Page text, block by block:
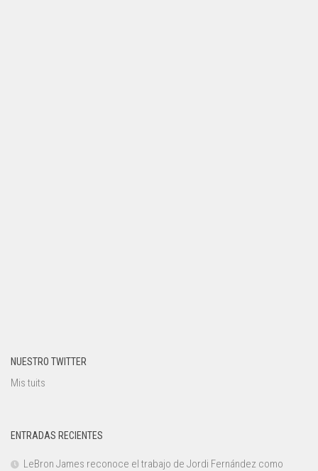
NUESTRO TWITTER
Mis tuits
ENTRADAS RECIENTES
LeBron James reconoce el trabajo de Jordi Fernández como